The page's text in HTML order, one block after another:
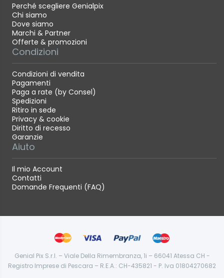
Perché scegliere Genialpix
Chi siamo
Dove siamo
Marchi & Partner
Offerte & promozioni
Condizioni
Condizioni di vendita
Pagamenti
Paga a rate (by Consel)
Spedizioni
Ritiro in sede
Privacy & cookie
Diritto di recesso
Garanzie
Aiuto
Il mio Account
Contatti
Domande Frequenti (FAQ)
Genial Pix S.r.l. – Viale Della Rimembranza, 1i – 66041 Atessa CH -
Registro Imprese di Pescara – R.E.A.: CH-435821 - P. Iva 01804270682